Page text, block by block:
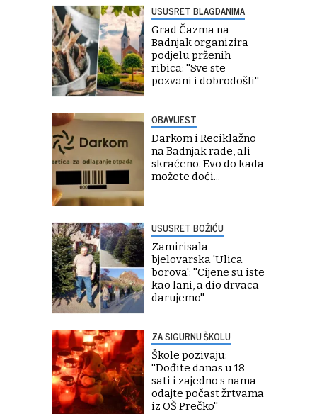
USUSRET BLAGDANIMA
Grad Čazma na
Badnjak organizira
podjelu prženih
ribica: ''Sve ste
pozvani i dobrodošli''
OBAVIJEST
Darkom i Reciklažno
na Badnjak rade, ali
skraćeno. Evo do kada
možete doći...
USUSRET BOŽIĆU
Zamirisala
bjelovarska 'Ulica
borova': ''Cijene su iste
kao lani, a dio drvaca
darujemo''
ZA SIGURNU ŠKOLU
Škole pozivaju:
''Dođite danas u 18
sati i zajedno s nama
odajte počast žrtvama
iz OŠ Prečko''